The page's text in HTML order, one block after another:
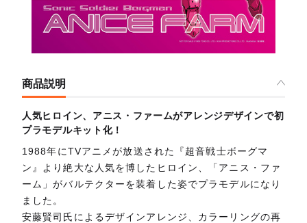
商品説明
人気ヒロイン、アニス・ファームがアレンジデザインで初
プラモデルキット化！
1988年にTVアニメが放送された『超音戦士ボーグマ
ン』より絶大な人気を博したヒロイン、「アニス・ファ
ーム」がバルテクターを装着した姿でプラモデルになり
ました。
安藤賢司氏によるデザインアレンジ、カラーリングの再